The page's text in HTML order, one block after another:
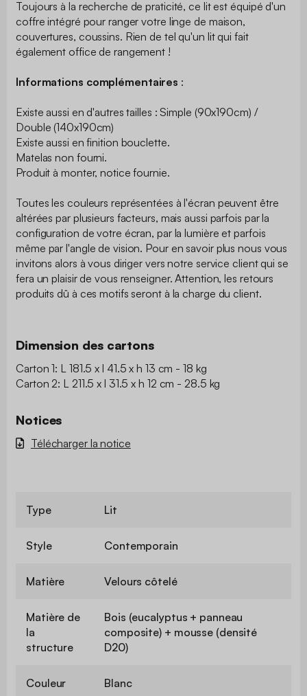
Toujours à la recherche de praticité, ce lit est équipé d'un
coffre intégré pour ranger votre linge de maison,
couvertures, coussins. Rien de tel qu'un lit qui fait
également office de rangement !
Informations complémentaires :
Existe aussi en d'autres tailles : Simple (90x190cm) /
Double (140x190cm)
Existe aussi en finition bouclette.
Matelas non fourni.
Produit à monter, notice fournie.
Toutes les couleurs représentées à l'écran peuvent être
altérées par plusieurs facteurs, mais aussi parfois par la
configuration de votre écran, par la lumière et parfois
même par l'angle de vision. Pour en savoir plus nous vous
invitons alors à vous diriger vers notre service client qui se
fera un plaisir de vous renseigner. Attention, les retours
produits dû à ces motifs seront à la charge du client.
Dimension des cartons
Carton 1: L 181.5 x l 41.5 x h 13 cm - 18 kg
Carton 2: L 211.5 x l 31.5 x h 12 cm - 28.5 kg
Notices
Télécharger la notice
Type Lit
Style Contemporain
Matière Velours côtelé
Matière de
la
structure
Bois (eucalyptus + panneau
composite) + mousse (densité
D20)
Couleur Blanc